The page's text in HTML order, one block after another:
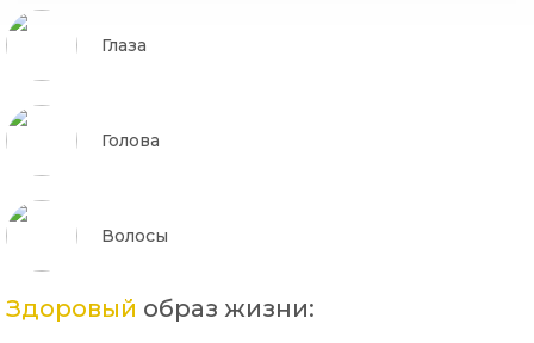
Глаза
Голова
Волосы
Здоровый образ жизни: